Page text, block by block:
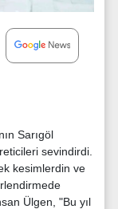
Sarıgöl
sevindirdi.
kesimlerdin ve
Ülgen, "Bu yıl